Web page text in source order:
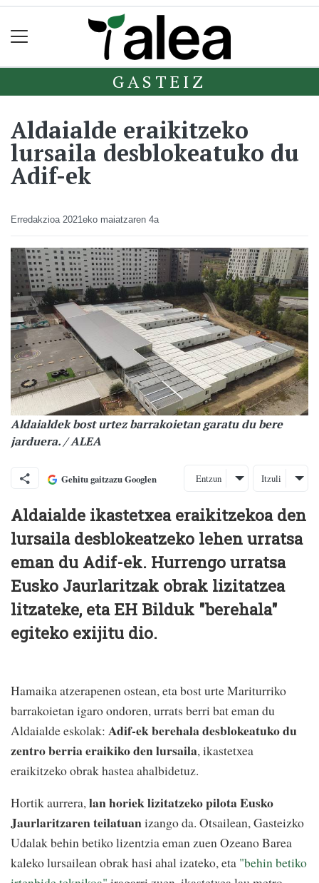
GASTEIZ
Aldaialde eraikitzeko
lursaila desblokeatuko du
Adif-ek
Erredakzioa 2021eko maiatzaren 4a
Aldaialdek bost urtez barrakoietan garatu du bere
jarduera. / ALEA
Gehitu gaitzazu Googlen Entzun Itzuli
Aldaialde ikastetxea eraikitzekoa den
lursaila desblokeatzeko lehen urratsa
eman du Adif-ek. Hurrengo urratsa
Eusko Jaurlaritzak obrak lizitatzea
litzateke, eta EH Bilduk "berehala"
egiteko exijitu dio.
Hamaika atzerapenen ostean, eta bost urteMariturriko
barrakoietan igaro ondoren, urrats berri bat eman du
Aldaialde eskolak: Adif-ek berehala desblokeatuko du
zentro berria eraikiko den lursaila, ikastetxea
eraikitzeko obrak hastea ahalbidetuz.
Hortik aurrera,lan horiek lizitatzeko pilota Eusko
Jaurlaritzaren teilatuanizango da. Otsailean, Gasteizko
Udalak behin betiko lizentzia eman zuen Ozeano Barea
kaleko lursailean obrak hasi ahal izateko, eta "behin betiko